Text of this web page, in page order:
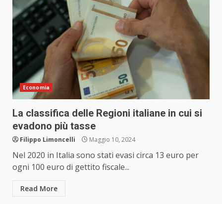
Economia
La classifica delle Regioni italiane in cui si
evadono più tasse
Filippo Limoncelli Maggio 10, 2024
Nel 2020 in Italia sono stati evasi circa 13 euro per
ogni 100 euro di gettito fiscale...
Read More